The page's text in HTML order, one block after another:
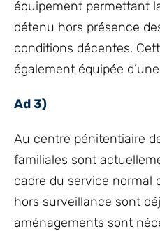
équipement permettant
détenu hors présence
conditions décentes.
également équipée
Ad 3)
Au centre pénitentiaire
familiales sont
cadre du service normal
hors surveillance sont
aménagements sont